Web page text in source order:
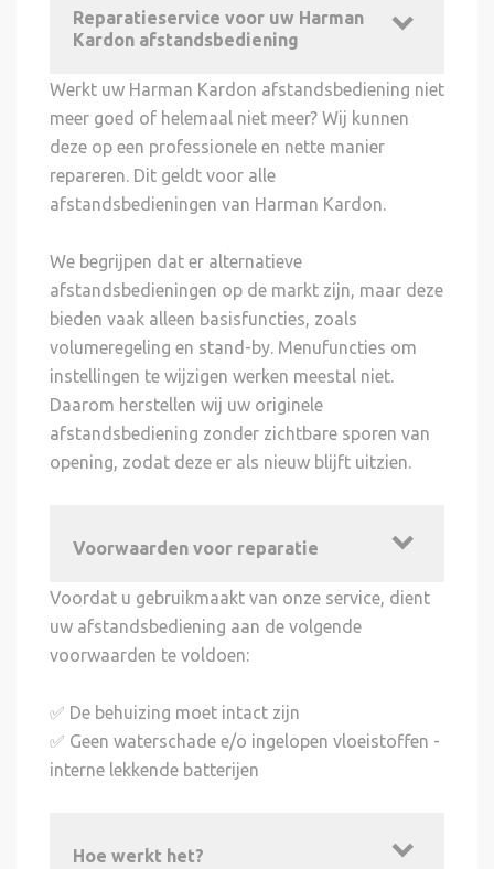
Reparatieservice voor uw Harman
Kardon afstandsbediening
Werkt uw Harman Kardon afstandsbediening niet
meer goed of helemaal niet meer? Wij kunnen
deze op een professionele en nette manier
repareren. Dit geldt voor alle
afstandsbedieningen van Harman Kardon.
We begrijpen dat er alternatieve
afstandsbedieningen op de markt zijn, maar deze
bieden vaak alleen basisfuncties, zoals
volumeregeling en stand-by. Menufuncties om
instellingen te wijzigen werken meestal niet.
Daarom herstellen wij uw originele
afstandsbediening zonder zichtbare sporen van
opening, zodat deze er als nieuw blijft uitzien.
Voorwaarden voor reparatie
Voordat u gebruikmaakt van onze service, dient
uw afstandsbediening aan de volgende
voorwaarden te voldoen:
✅ De behuizing moet intact zijn
✅ Geen waterschade e/o ingelopen vloeistoffen -
interne lekkende batterijen
Hoe werkt het?